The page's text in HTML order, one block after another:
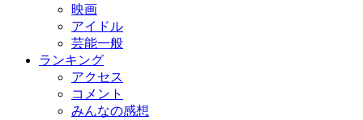
映画
アイドル
芸能一般
ランキング
アクセス
コメント
みんなの感想